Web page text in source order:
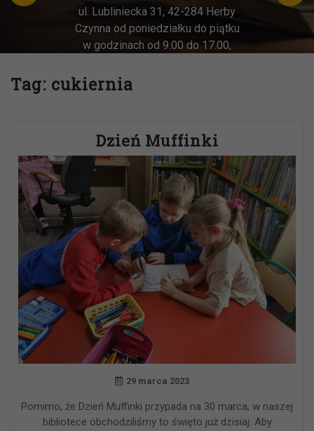
ul. Lubliniecka 31, 42-284 Herby
Czynna od poniedziałku do piątku
w godzinach od 9.00 do 17.00,
w godz. 9:00-13:00
Tag: cukiernia
Dzień Muffinki
29 marca 2023
Pomimo, że Dzień Muffinki przypada na 30 marca, w naszej
bibliotece obchodziliśmy to święto już dzisiaj. Aby